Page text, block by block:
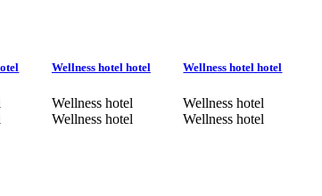
Wellness hotel hotel
Wellness hotel
Wellness hotel
Wellness hotel hotel
Wellness hotel
Wellness hotel